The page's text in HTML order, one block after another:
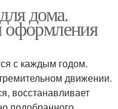
дома.
оформления
с каждым годом.
движении.
восстанавливает